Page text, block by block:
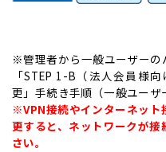
※管理者から一般ユーザーの
「STEP 1-B（法人会員様
更」手続き手順（一般ユーザ
※VPN接続やインターネット
更すると、ネットワークが
さい。